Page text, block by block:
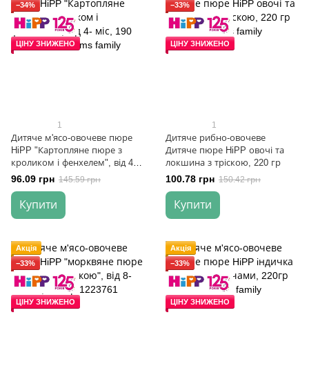
−34%
ЦІНУ ЗНИЖЕНО
1
Дитяче м'ясо-овочеве пюре
HiPP "Картопляне пюре з
кроликом і фенхелем", від 4-
міс, 190 гр
96.09 грн 145.59 грн
Купити
−33%
ЦІНУ ЗНИЖЕНО
1
Дитяче рибно-овочеве
Дитяче пюре HiPP овочі та
локшина з тріскою, 220 гр
100.78 грн 150.42 грн
Купити
Акція
−33%
ЦІНУ ЗНИЖЕНО
Акція
−33%
ЦІНУ ЗНИЖЕНО